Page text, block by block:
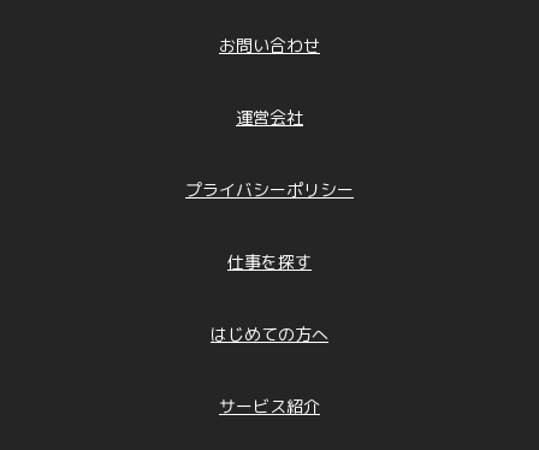
お問い合わせ
運営会社
プライバシーポリシー
仕事を探す
はじめての方へ
サービス紹介